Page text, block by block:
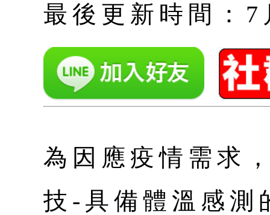
最後更新時間：
為因應疫情需求
技-具備體溫感